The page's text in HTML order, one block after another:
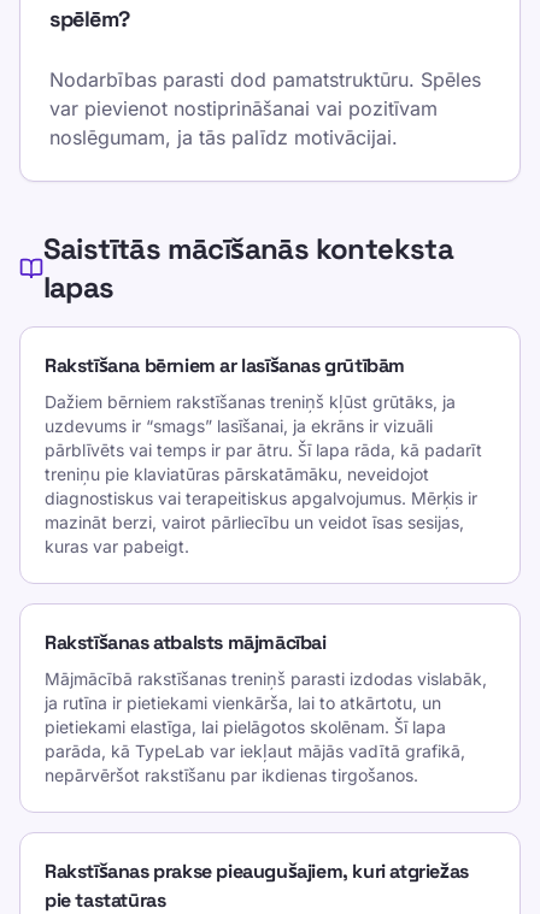
spēlēm?
Nodarbības parasti dod pamatstruktūru. Spēles
var pievienot nostiprināšanai vai pozitīvam
noslēgumam, ja tās palīdz motivācijai.
Saistītās mācīšanās konteksta
lapas
Rakstīšana bērniem ar lasīšanas grūtībām
Dažiem bērniem rakstīšanas treniņš kļūst grūtāks, ja
uzdevums ir “smags” lasīšanai, ja ekrāns ir vizuāli
pārblīvēts vai temps ir par ātru. Šī lapa rāda, kā padarīt
treniņu pie klaviatūras pārskatāmāku, neveidojot
diagnostiskus vai terapeitiskus apgalvojumus. Mērķis ir
mazināt berzi, vairot pārliecību un veidot īsas sesijas,
kuras var pabeigt.
Rakstīšanas atbalsts mājmācībai
Mājmācībā rakstīšanas treniņš parasti izdodas vislabāk,
ja rutīna ir pietiekami vienkārša, lai to atkārtotu, un
pietiekami elastīga, lai pielāgotos skolēnam. Šī lapa
parāda, kā TypeLab var iekļaut mājās vadītā grafikā,
nepārvēršot rakstīšanu par ikdienas tirgošanos.
Rakstīšanas prakse pieaugušajiem, kuri atgriežas
pie tastatūras